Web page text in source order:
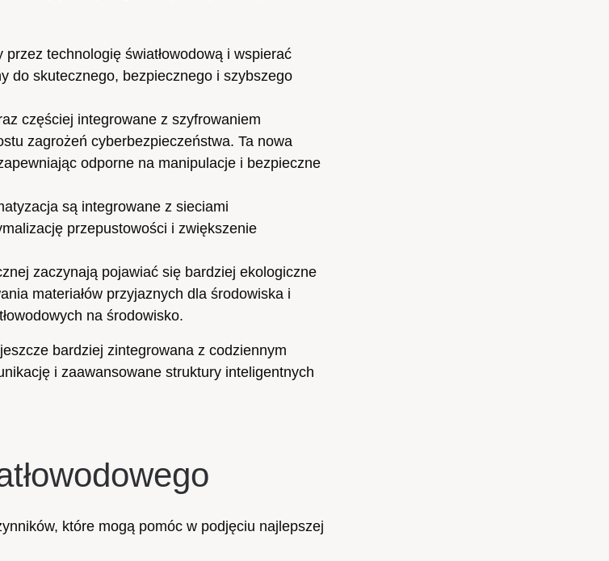
technologię światłowodową i wspierać
do skutecznego, bezpiecznego i szybszego
częściej integrowane z szyfrowaniem
zagrożeń cyberbezpieczeństwa. Ta nowa
odporne na manipulacje i bezpieczne
są integrowane z sieciami
przepustowości i zwiększenie
zaczynają pojawiać się bardziej ekologiczne
materiałów przyjaznych dla środowiska i
na środowisko.
bardziej zintegrowana z codziennym
i zaawansowane struktury inteligentnych
które mogą pomóc w podjęciu najlepszej